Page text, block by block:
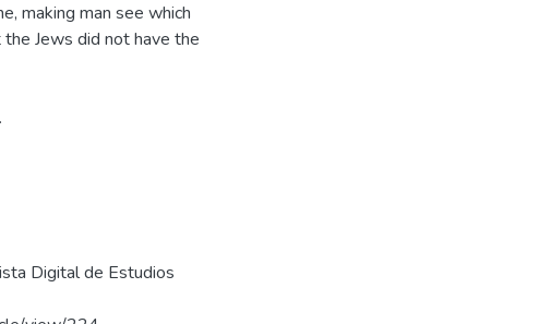
making man see which
Jews did not have the
Digital de Estudios